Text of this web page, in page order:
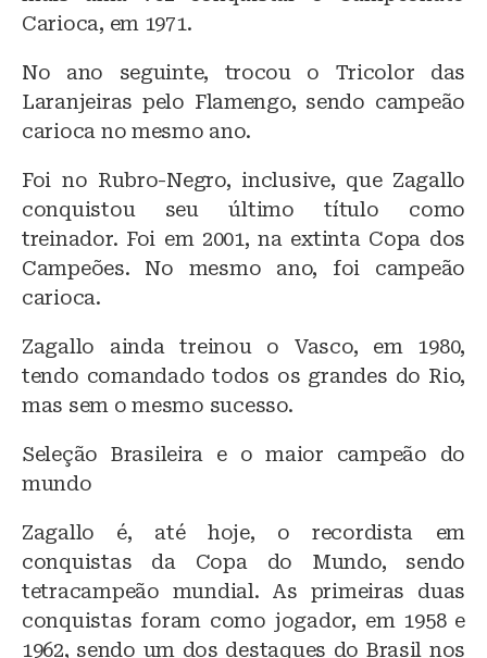
Carioca, em 1971.
No ano seguinte, trocou o Tricolor das
Laranjeiras pelo Flamengo, sendo campeão
carioca no mesmo ano.
Foi no Rubro-Negro, inclusive, que Zagallo
conquistou seu último título como
treinador. Foi em 2001, na extinta Copa dos
Campeões. No mesmo ano, foi campeão
carioca.
Zagallo ainda treinou o Vasco, em 1980,
tendo comandado todos os grandes do Rio,
mas sem o mesmo sucesso.
Seleção Brasileira e o maior campeão do
mundo
Zagallo é, até hoje, o recordista em
conquistas da Copa do Mundo, sendo
tetracampeão mundial. As primeiras duas
conquistas foram como jogador, em 1958 e
1962, sendo um dos destaques do Brasil nos